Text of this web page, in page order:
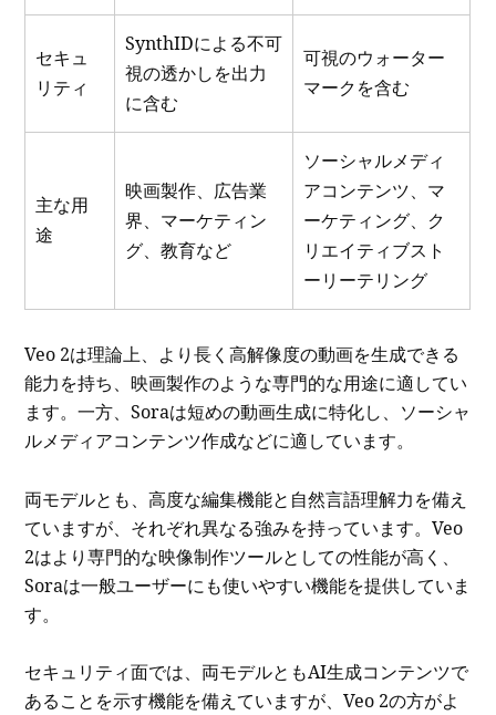
セキュ
リティ
SynthIDによる不可
視の透かしを出力
に含む
可視のウォーター
マークを含む
主な用
途
映画製作、広告業
界、マーケティン
グ、教育など
ソーシャルメディ
アコンテンツ、マ
ーケティング、ク
リエイティブスト
ーリーテリング
Veo 2は理論上、より長く高解像度の動画を生成できる
能力を持ち、映画製作のような専門的な用途に適してい
ます。一方、Soraは短めの動画生成に特化し、ソーシャ
ルメディアコンテンツ作成などに適しています。
両モデルとも、高度な編集機能と自然言語理解力を備え
ていますが、それぞれ異なる強みを持っています。Veo
2はより専門的な映像制作ツールとしての性能が高く、
Soraは一般ユーザーにも使いやすい機能を提供していま
す。
セキュリティ面では、両モデルともAI生成コンテンツで
あることを示す機能を備えていますが、Veo 2の方がよ